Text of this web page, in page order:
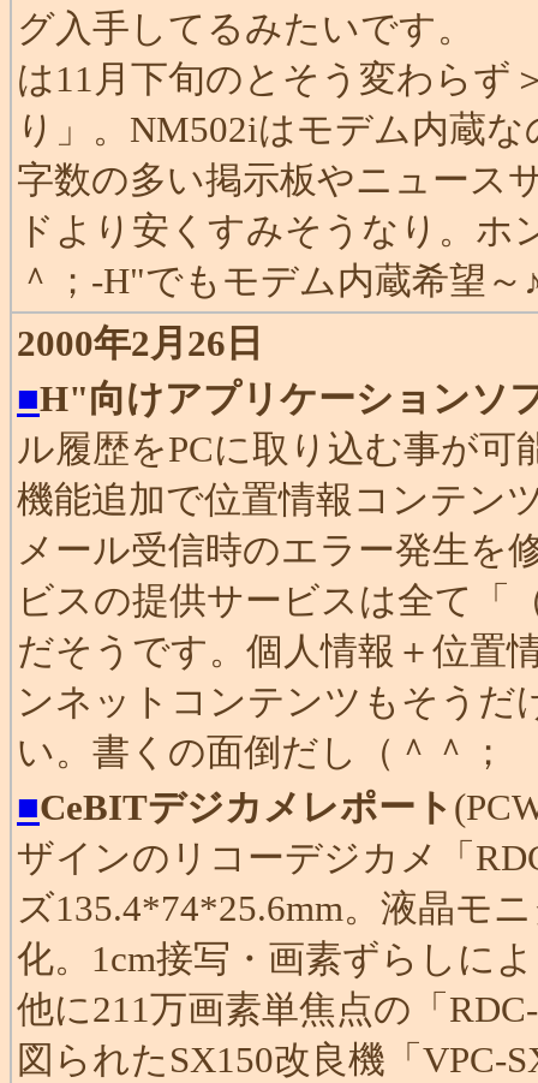
グ入手してるみたいです。
は11月下旬のとそう変わらず
り」。NM502iはモデム内蔵
字数の多い掲示板やニュース
ドより安くすみそうなり。ホ
＾；-H"でもモデム内蔵希望～
2000年2月26日
■H"向けアプリケーションソ
ル履歴をPCに取り込む事が可
機能追加で位置情報コンテン
メール受信時のエラー発生
ビスの提供サービスは全て「
だそうです。個人情報＋位
ンネットコンテンツもそうだ
い。書くの面倒だし（＾＾；
■CeBITデジカメレポート
ザインのリコーデジカメ「
ズ135.4*74*25.6mm。液晶モ
化。1cm接写・画素ずらしに
他に211万画素単焦点の「
図られたSX150改良機「VPC-